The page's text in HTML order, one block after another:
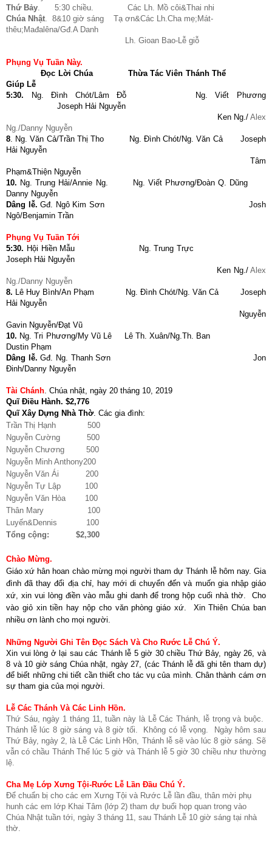
Thứ Bảy. 5:30 chiều. Các Lh. Mồ côi&Thai nhi
Chúa Nhật. 8&10 giờ sáng Tạ ơn&Các Lh.Cha mẹ;Mát-
thêu;Mađalêna/Gđ.A Danh
Lh. Gioan Bao-Lễ giỗ
Phụng Vụ Tuần Này.
Đọc Lời Chúa
Thừa Tác Viên Thánh Thể
Giúp Lễ
5:30.
Ng. Đình Chót/Lâm Đỗ Ng. Viết Phương
Joseph Hải Nguyễn
Ken Ng./ Alex
Ng./Danny Nguyễn
8. Ng. Văn Cả/Trần Thị Tho Ng. Đình Chót/Ng. Văn Cả Joseph
Hải Nguyễn
Tâm
Phạm&Thiện Nguyễn
10. Ng. Trung Hải/Annie Ng. Ng. Viết Phương/Đoàn Q. Dũng
Danny Nguyễn
Dâng lễ.Gđ. Ngô Kim Sơn Josh
Ngô/Benjamin Trần
Phụng Vụ Tuần Tới
5:30. Hội Hiền Mẫu Ng. Trung Trực
Joseph Hải Nguyễn
Ken Ng./ Alex
Ng./Danny Nguyễn
8. Lê Huy Bình/An Phạm Ng. Đình Chót/Ng. Văn Cả Joseph
Hải Nguyễn
Nguyễn
Gavin Nguyễn/Đạt Vũ
10. Ng. Tri Phương/My Vũ Lê Lê Th. Xuân/Ng.Th. Ban
Dustin Phạm
Dâng lễ.Gđ. Ng. Thanh Sơn Jon
Đinh/Danny Nguyễn
Tài Chánh. Chúa nhật, ngày 20 tháng 10, 2019
Quĩ Điều Hành. $2,776
Quĩ Xây Dựng Nhà Thờ. Các gia đình:
Trần Thị Hạnh 500
Nguyễn Cường 500
Nguyễn Chương 500
Nguyễn Minh Anthony200
Nguyễn Văn Ái 200
Nguyễn Tự Lập 100
Nguyễn Văn Hòa 100
Thân Mary 100
Luyến&Dennis 100
Tổng cộng: $2,300
Chào Mừng.
Giáo xứ hân hoan chào mừng mọi người tham dự Thánh lễ hôm nay. Gia
đình đã thay đổi địa chỉ, hay mới di chuyển đến và muốn gia nhập giáo
xứ, xin vui lòng điền vào mẫu ghi danh để trong hộp cuối nhà thờ. Cho
vào giỏ xin tiền hay nộp cho văn phòng giáo xứ. Xin Thiên Chúa ban
nhiều ơn lành cho mọi người.
Những Người Ghi Tên Đọc Sách Và Cho Rước Lễ Chú Ý.
Xin vui lòng ở lại sau các Thánh lễ 5 giờ 30 chiều Thứ Bảy, ngày 26, và
8 và 10 giờ sáng Chúa nhật, ngày 27, (các Thánh lễ đã ghi tên tham dự)
để biết những chi tiết cần thiết cho tác vụ của mình. Chân thành cám ơn
sự tham gia của mọi người.
Lễ Các Thánh Và Các Linh Hồn.
Thứ Sáu, ngày 1 tháng 11, tuần này là Lễ Các Thánh, lễ trọng và buộc.
Thánh lễ lúc 8 giờ sáng và 8 giờ tối. Không có lễ vọng. Ngày hôm sau
Thứ Bảy, ngày 2, là Lễ Các Linh Hồn, Thánh lễ sẽ vào lúc 8 giờ sáng. Sẽ
vẫn có chầu Thánh Thể lúc 5 giờ và Thánh lễ 5 giờ 30 chiều như thường
lệ.
Cha Mẹ Lớp Xưng Tội-Rước Lễ Lần Đầu Chú Ý.
Để chuẩn bị cho các em Xưng Tội và Rước Lễ lần đầu, thân mời phụ
hunh các em lớp Khai Tâm (lớp 2) tham dự buổi họp quan trong vào
Chúa Nhật tuần tới, ngày 3 tháng 11, sau Thánh Lễ 10 giờ sáng tại nhà
thờ.